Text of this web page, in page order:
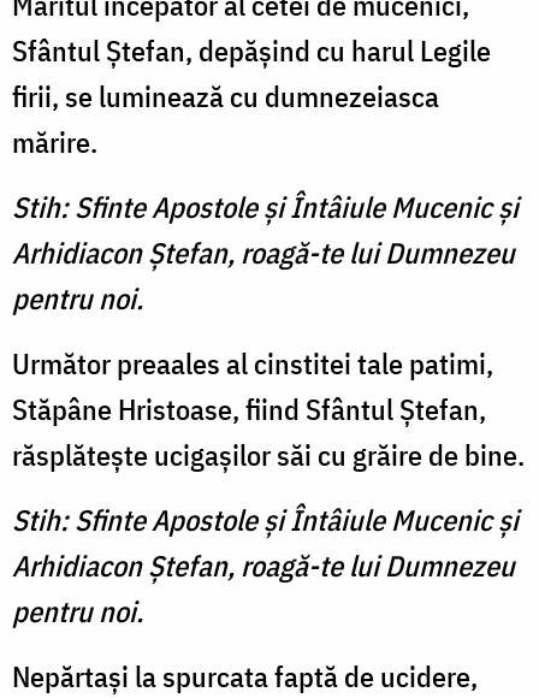
Sfântul Ştefan, depăşind cu harul Legile
firii, se luminează cu dumnezeiasca
mărire.
Stih: Sfinte Apostole şi Întâiule Mucenic şi
Arhidiacon Ştefan, roagă-te lui Dumnezeu
pentru noi.
Următor preaales al cinstitei tale patimi,
Stăpâne Hristoase, fiind Sfântul Ştefan,
răsplăteşte ucigaşilor săi cu grăire de bine.
Stih: Sfinte Apostole şi Întâiule Mucenic şi
Arhidiacon Ştefan, roagă-te lui Dumnezeu
pentru noi.
Nepărtaşi la spurcata faptă de ucidere,